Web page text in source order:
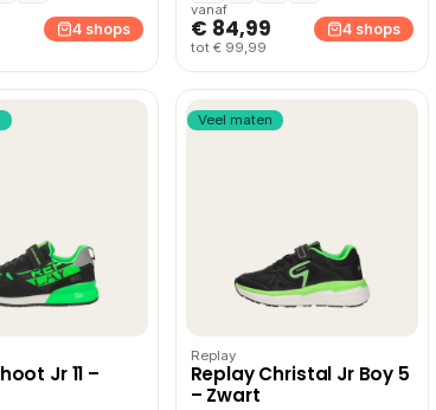
4 shops
vanaf
€ 84,99
tot € 99,99
4 shops
Jr 11 –
Veel maten
Replay
Replay Christal Jr Boy 5
– Zwart